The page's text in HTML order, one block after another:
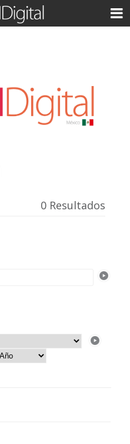
0 Resultados